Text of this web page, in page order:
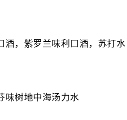
酒，紫罗兰味利口酒，苏打水
味树地中海汤力水